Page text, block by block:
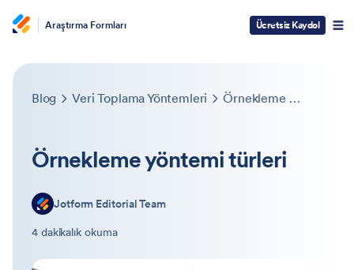
Araştırma Formları Ücretsiz Kaydol
Blog Veri Toplama Yöntemleri Örnekleme yöntemi türleri
Örnekleme yöntemi türleri
Jotform Editorial Team
4 dakikalık okuma